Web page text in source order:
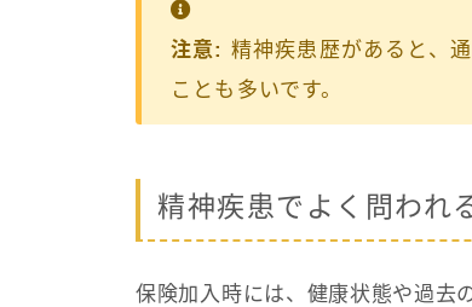
注意: 精神疾患歴があると、
ことも多いです。
精神疾患でよく問われ
保険加入時には、健康状態や過去